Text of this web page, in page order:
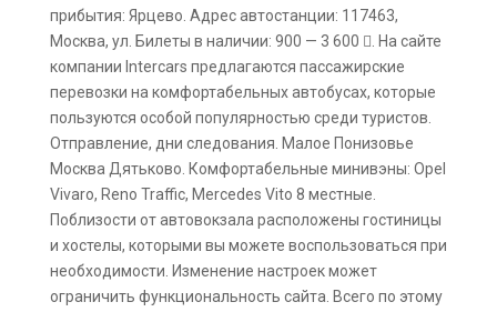
прибытия: Ярцево. Адрес автостанции: 117463,
Москва, ул. Билеты в наличии: 900 — 3 600 . На сайте
компании Intercars предлагаются пассажирские
перевозки на комфортабельных автобусах, которые
пользуются особой популярностью среди туристов.
Отправление, дни следования. Малое Понизовье
Москва Дятьково. Комфортабельные минивэны: Opel
Vivaro, Reno Traffic, Mercedes Vito 8 местные.
Поблизости от автовокзала расположены гостиницы
и хостелы, которыми вы можете воспользоваться при
необходимости. Изменение настроек может
ограничить функциональность сайта. Всего по этому